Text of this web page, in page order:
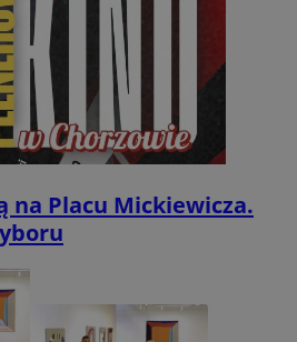
na Placu Mickiewicza.